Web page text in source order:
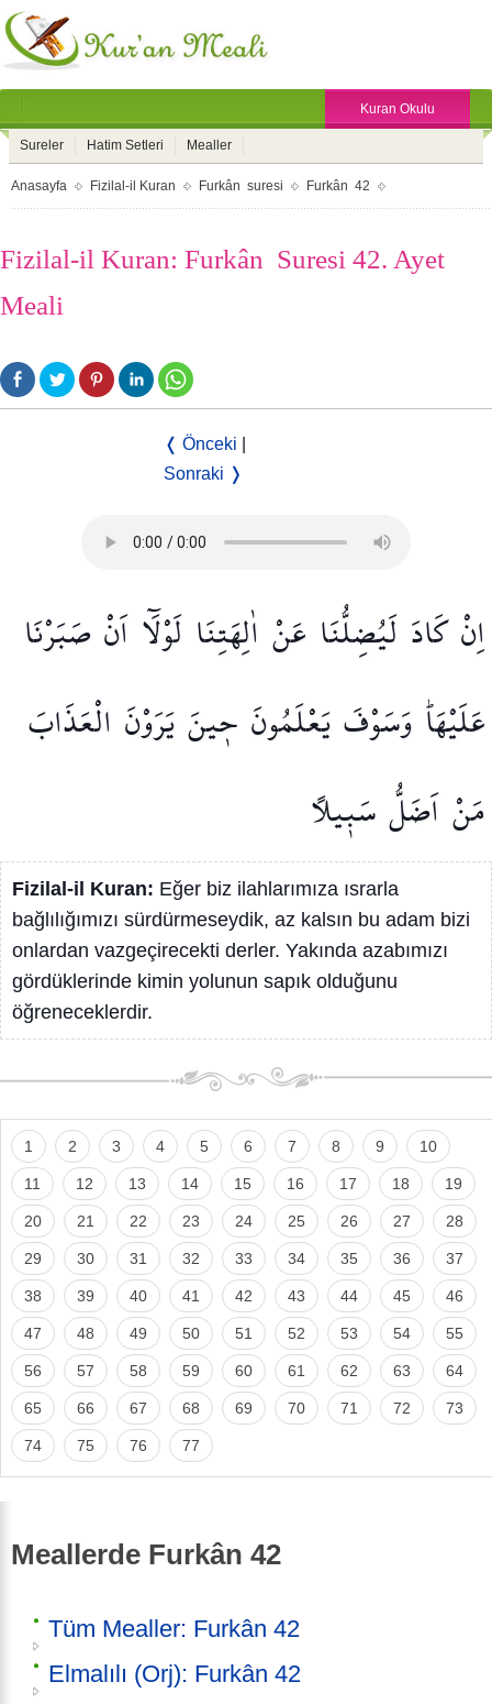
Kuran Okulu
Sureler Hatim Setleri Mealler
Anasayfa Fizilal-il Kuran Furkân suresi Furkân 42
Fizilal-il Kuran: Furkân Suresi 42. Ayet
Meali
❬ Önceki
Sonraki ❭
اِنْكَادَ لَيُضِلُّنَا عَنْ اٰلِهَتِنَا لَوْلَٓا اَنْصَبَرْنَا
عَلَيْهَاۜ وَسَوْفَيَعْلَمُونَ ح۪ينَيَرَوْنَ الْعَذَابَ
مَنْاَضَلُّسَب۪يلًا
Fizilal-il Kuran: Eğer biz ilahlarımıza ısrarla
bağlılığımızı sürdürmeseydik, az kalsın bu adam bizi
onlardan vazgeçirecekti derler. Yakında azabımızı
gördüklerinde kimin yolunun sapık olduğunu
öğreneceklerdir.
1 2 3 4 5 6 7 8 9 10
11 12 13 14 15 16 17 18 19
20 21 22 23 24 25 26 27 28
29 30 31 32 33 34 35 36 37
38 39 40 41 42 43 44 45 46
47 48 49 50 51 52 53 54 55
56 57 58 59 60 61 62 63 64
65 66 67 68 69 70 71 72 73
74 75 76 77
Meallerde Furkân 42
Tüm Mealler: Furkân 42
Elmalılı (Orj): Furkân 42